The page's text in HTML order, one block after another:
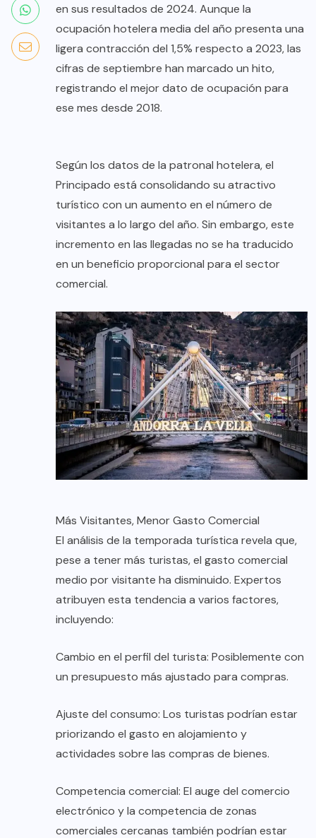
en sus resultados de 2024. Aunque la
ocupación hotelera media del año presenta una
ligera contracción del 1,5% respecto a 2023, las
cifras de septiembre han marcado un hito,
registrando el mejor dato de ocupación para
ese mes desde 2018.
Según los datos de la patronal hotelera, el
Principado está consolidando su atractivo
turístico con un aumento en el número de
visitantes a lo largo del año. Sin embargo, este
incremento en las llegadas no se ha traducido
en un beneficio proporcional para el sector
comercial.
Más Visitantes, Menor Gasto Comercial
El análisis de la temporada turística revela que,
pese a tener más turistas, el gasto comercial
medio por visitante ha disminuido. Expertos
atribuyen esta tendencia a varios factores,
incluyendo:
Cambio en el perfil del turista: Posiblemente con
un presupuesto más ajustado para compras.
Ajuste del consumo: Los turistas podrían estar
priorizando el gasto en alojamiento y
actividades sobre las compras de bienes.
Competencia comercial: El auge del comercio
electrónico y la competencia de zonas
comerciales cercanas también podrían estar